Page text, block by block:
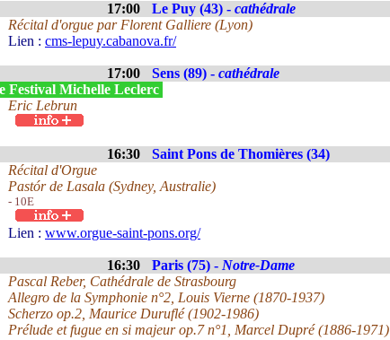
17:00 Le Puy (43) - cathédrale
Récital d'orgue par Florent Galliere (Lyon)
Lien : cms-lepuy.cabanova.fr/
17:00 Sens (89) - cathédrale
Festival Michelle Leclerc
Eric Lebrun
16:30 Saint Pons de Thomières (34)
Récital d'Orgue
Pastór de Lasala (Sydney, Australie)
- 10E
Lien : www.orgue-saint-pons.org/
16:30 Paris (75) - Notre-Dame
Pascal Reber, Cathédrale de Strasbourg
Allegro de la Symphonie n°2, Louis Vierne (1870-1937)
Scherzo op.2, Maurice Duruflé (1902-1986)
Prélude et fugue en si majeur op.7 n°1, Marcel Dupré (1886-1971)